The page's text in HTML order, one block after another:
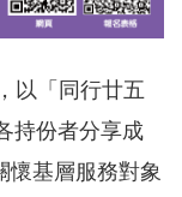
以「同行廿五
持份者分享成
懷基層服務對象